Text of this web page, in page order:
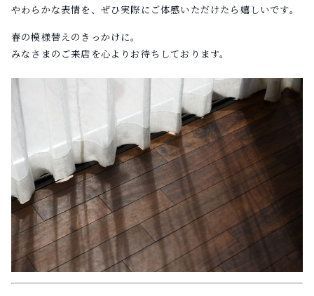
やわらかな表情を、 ぜひ実際にご体感いただけたら嬉しいです。
春の模様替えのきっかけに。
みなさまのご来店を心よりお待ちしております。